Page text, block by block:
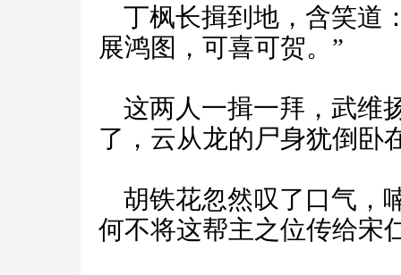
丁枫长揖到地，含笑道
展鸿图，可喜可贺。”
这两人一揖一拜，武维
了，云从龙的尸身犹倒卧
胡铁花忽然叹了口气，
何不将这帮主之位传给宋